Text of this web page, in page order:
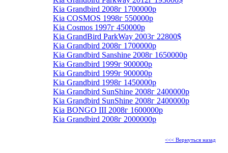
Kia Grandbird 2008г 1700000р
Kia COSMOS 1998г 550000р
Kia Cosmos 1997г 450000р
Kia GrandBird ParkWay 2003г 22800$
Kia Grandbird 2008г 1700000р
Kia Grandbird Sanshine 2008г 1650000р
Kia Grandbird 1999г 900000р
Kia Grandbird 1999г 900000р
Kia Grandbird 1998г 1450000р
Kia Grandbird SunShine 2008г 2400000р
Kia Grandbird SunShine 2008г 2400000р
Kia BONGO III 2008г 1600000р
Kia Grandbird 2008г 2000000р
<<< Вернуться назад